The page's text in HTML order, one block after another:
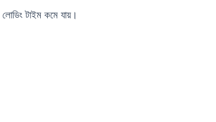
টাইম কমে যায়।